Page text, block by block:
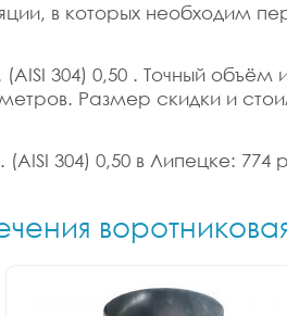
в которых необходим
304) 0,50 . Точный объём
Размер скидки и
304) 0,50 в Липецке: 774